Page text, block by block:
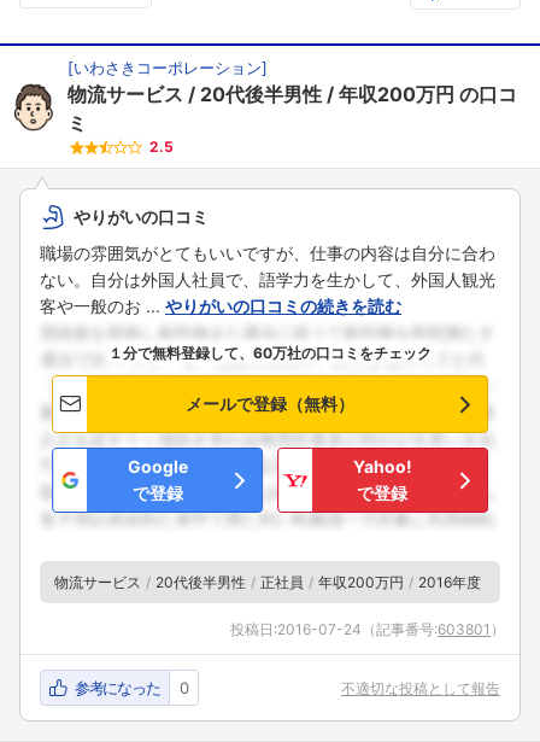
[いわさきコーポレーション]
物流サービス 20代後半男性 年収200万円 の口コ
ミ
2.5
やりがいの口コミ
職場の雰囲気がとてもいいですが、仕事の内容は自分に合わ
ない。自分は外国人社員で、語学力を生かして、外国人観光
客や一般のお ... やりがいの口コミの続きを読む
１分で無料登録して、60万社の口コミをチェック
メールで登録（無料）
Google
で登録
Yahoo!
で登録
物流サービス 20代後半男性 正社員 年収200万円 2016年度
投稿日:2016-07-24 （記事番号:603801 ）
参考になった 0 不適切な投稿として報告